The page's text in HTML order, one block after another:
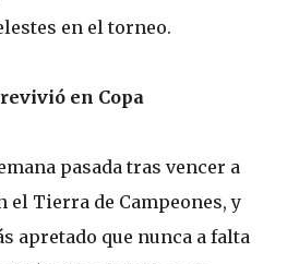
en el torneo.
en Copa
pasada tras vencer a
Tierra de Campeones, y
apretado que nunca a falta